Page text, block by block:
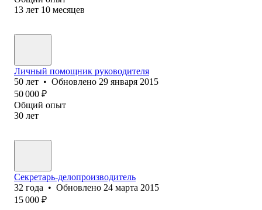
13 лет 10 месяцев
Личный помощник руководителя
50 лет • Обновлено 29 января 2015
50 000 ₽
Общий опыт
30 лет
Секретарь-делопроизводитель
32 года • Обновлено 24 марта 2015
15 000 ₽